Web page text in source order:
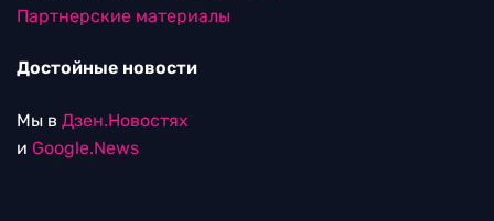
Партнерские материалы
Достойные новости
Мы в Дзен.Новостях
и Google.News